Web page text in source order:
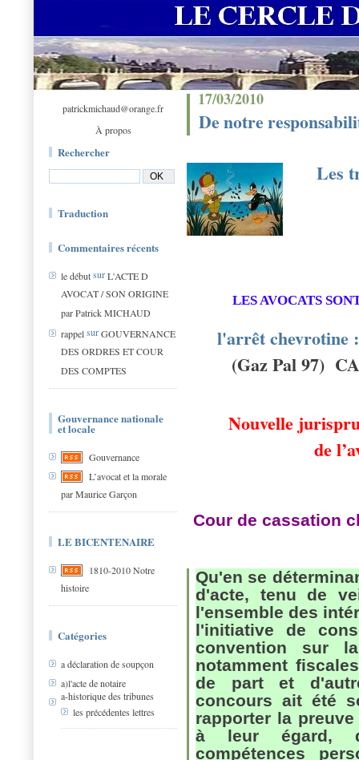
patrickmichaud@orange.fr
À propos
Rechercher
Traduction
Commentaires récents
le débutsurL'ACTE D
AVOCAT / SON ORIGINE
par Patrick MICHAUD
rappelsurGOUVERNANCE
DES ORDRES ET COUR
DES COMPTES
Gouvernance nationale
et locale
Gouvernance
L’avocat et la morale
par Maurice Garçon
LE BICENTENAIRE
1810-2010 Notre
histoire
Catégories
a déclaration de soupçon
a)l'acte de notaire
a-historique des tribunes
les précédentes lettres
17/03/2010
De notre
Les
LES AVOCATS
l'arrêt chevrotine
(Gaz Pal 97)
Nouvelle
de
Cour de cassation
Qu'en se
d'acte, tenu de
l'ensemble des
l'initiative de
convention sur
notamment
de part et
concours ait été
rapporter la
à leur égard,
compétences